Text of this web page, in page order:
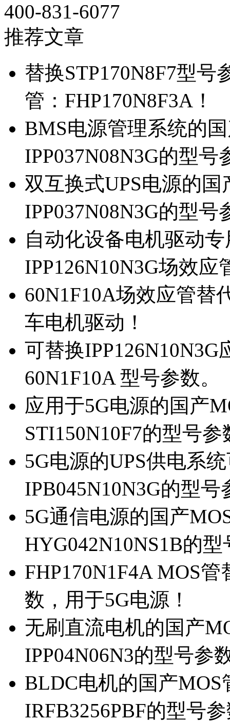
400-831-6077
推荐文章
替换STP170N8F7型
管：FHP170N8F3A！
BMS电源管理系统的
IPP037N08N3G的型号
双互换式UPS电源的
IPP037N08N3G的型号
自动化设备电机驱动
IPP126N10N3G场效应
60N1F10A场效应管替
车电机驱动！
可替换
60N1F10A 型号参数。
应用于5G电源的国产
STI150N10F7的型号参
5G电源的UPS供电系
IPB045N10N3G的型号
5G通信电源的国产
HYG042N10NS1B的
FHP170N1F4A MOS
数，用于5G电源！
无刷直流电机的国产
IPP04N06N3的型号参
BLDC电机的国产MOS
IRFB3256PBF的型号